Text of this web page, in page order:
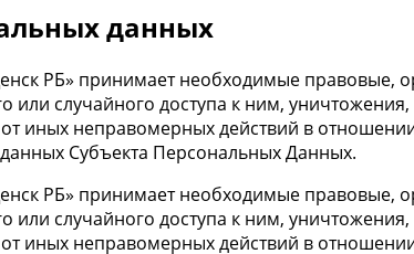
данных
РБ» принимает необходимые правовые,
случайного доступа к ним,
иных неправомерных действий в
Субъекта Персональных Данных.
РБ» принимает необходимые правовые,
случайного доступа к ним,
иных неправомерных действий в